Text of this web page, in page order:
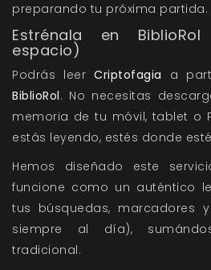
preparando tu próxima partida.
Estrénala en
espacio)
Podrás leer Criptofagia a
BiblioRol. No necesitas
memoria de tu móvil, tablet o
estás leyendo, estés donde
Hemos diseñado este
funcione como un auténtico
tus búsquedas, marcadores
siempre al día),
tradicional.